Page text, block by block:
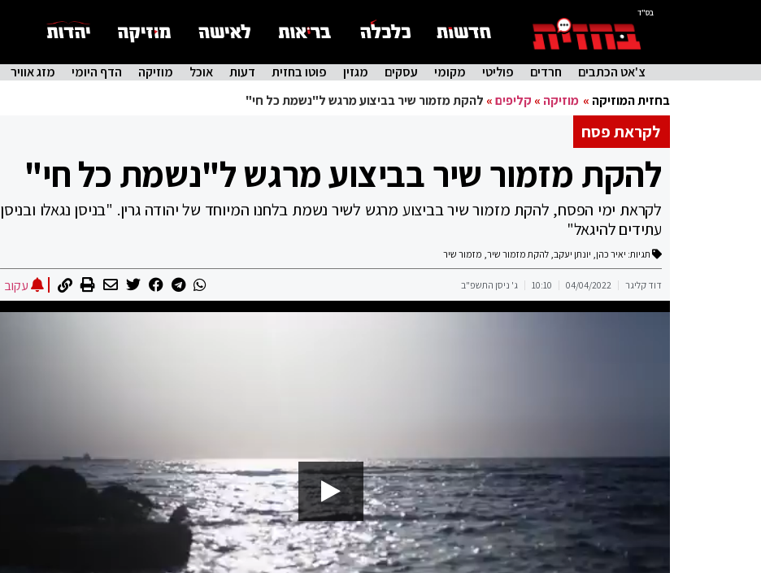
בס"ד
צ'אט הכתבים חרדים פוליטי מקומי עסקים מגזין פוטו בחזית דעות אוכל מוזיקה הדף היומי מזג אוויר
בחזית המוזיקה » מוזיקה » קליפים» להקת מזמור שיר בביצוע מרגש ל"נשמת כל חי"
לקראת פסח
להקת מזמור שיר בביצוע מרגש ל"נשמת כל חי"
לקראת ימי הפסח, להקת מזמור שיר בביצוע מרגש לשיר נשמת בלחנו המיוחד של יהודה גרין. "בניסן נגאלו ובניסן
עתידים להיגאל"
תגיות: יאיר כהן, יונתן יעקב, להקת מזמור שיר, מזמור שיר
דוד קליגר 04/04/2022
10:10 ג' ניסן התשפ"ב עקוב